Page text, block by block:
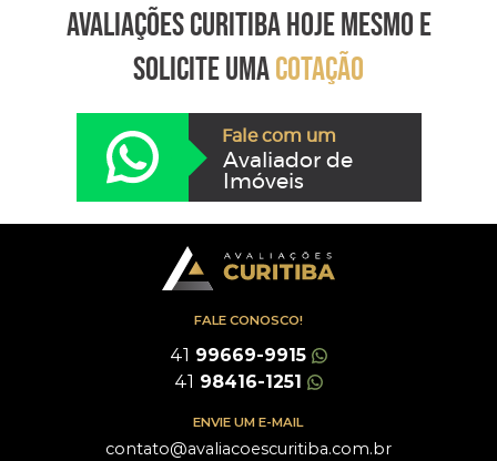
AVALIAÇÕES CURITIBA HOJE MESMO E
SOLICITE UMACOTAÇÃO
Fale com um
Avaliador de
Imóveis
ENVIE UM E-MAIL
contato@avaliacoescuritiba.com.br
FALE CONOSCO!
41 99669-9915
41 98416-1251